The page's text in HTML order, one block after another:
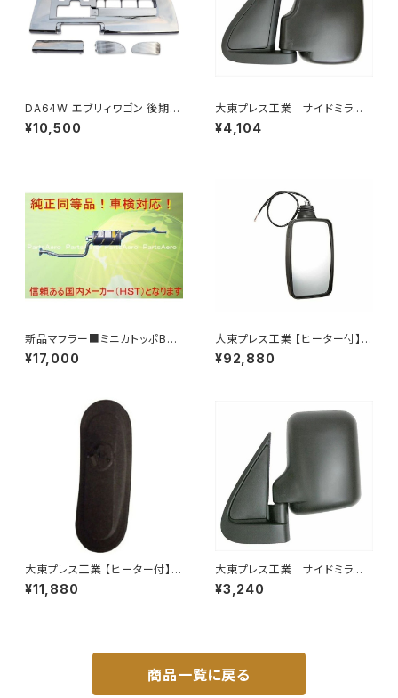
DA64W エブリィワゴン 後期型
平成22年5月～ フロント バンパ
ー メッキ グリル セット PZター
¥10,500
大東プレス工業 サイドミラー/
バックミラー ダイハツ ハイ
ゼット 左 99年～ DI-647
¥4,104
新品マフラー■ミニカトッポBJ
H42A H42V H47A H47V純
正同等/車検対応 065-75
¥17,000
大東プレス工業 【ヒーター付】
ハイウェイミラー リモコン+ヒー
ター付 DI-6121CXE
¥92,880
大東プレス工業 【ヒーター付】サ
イドミラー/バックミラー H40
0 ヒーター DI-8Z
¥11,880
大東プレス工業 サイドミラー/
バックミラー ダイハツ ハイ
ゼット トラック 左 99年～
¥3,240
商品一覧に戻る